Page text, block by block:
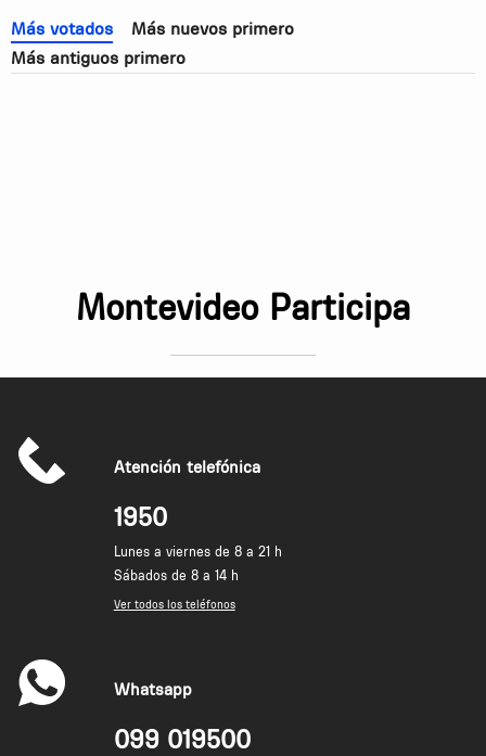
Más votados
Más nuevos primero
Más antiguos primero
Montevideo Participa
Atención telefónica
1950
Lunes a viernes de 8 a 21 h
Sábados de 8 a 14 h
Ver todos los teléfonos
Whatsapp
099 019500